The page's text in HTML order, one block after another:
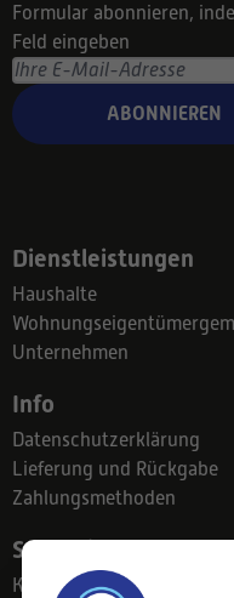
Formular abonnieren,
Feld eingeben
ABONNIEREN
Dienstleistungen
Haushalte
Unternehmen
Info
Datenschutzerklärung
Lieferung und Rückgabe
Zahlungsmethoden
Suodatinkeskus
Kontakt